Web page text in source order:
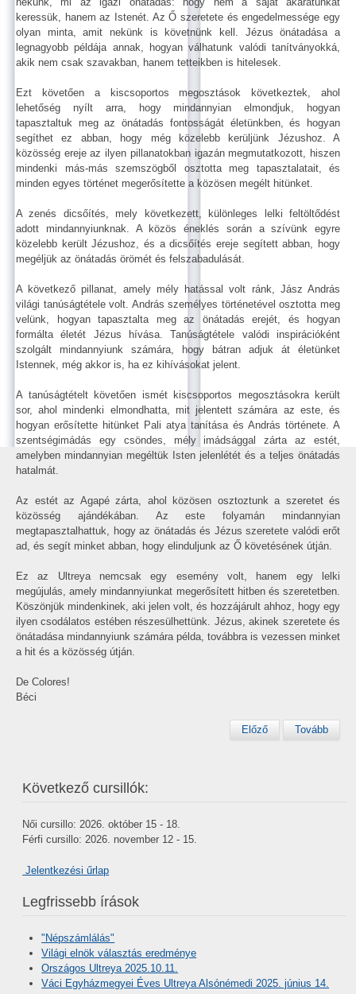
keressük, hanem az Istenét. Az Ő szeretete és engedelmessége egy
olyan minta, amit nekünk is követnünk kell. Jézus önátadása a
legnagyobb példája annak, hogyan válhatunk valódi tanítványokká,
akik nem csak szavakban, hanem tetteikben is hitelesek.
Ezt követően a kiscsoportos megosztások következtek, ahol
lehetőség nyílt arra, hogy mindannyian elmondjuk, hogyan
tapasztaltuk meg az önátadás fontosságát életünkben, és hogyan
segíthet ez abban, hogy még közelebb kerüljünk Jézushoz. A
közösség ereje az ilyen pillanatokban igazán megmutatkozott, hiszen
mindenki más-más szemszögből osztotta meg tapasztalatait, és
minden egyes történet megerősítette a közösen megélt hitünket.
A zenés dicsőítés, mely következett, különleges lelki feltöltődést
adott mindannyiunknak. A közös éneklés során a szívünk egyre
közelebb került Jézushoz, és a dicsőítés ereje segített abban, hogy
megéljük az önátadás örömét és felszabadulását.
A következő pillanat, amely mély hatással volt ránk, Jász András
világi tanúságtétele volt. András személyes történetével osztotta meg
velünk, hogyan tapasztalta meg az önátadás erejét, és hogyan
formálta életét Jézus hívása. Tanúságtétele valódi inspirációként
szolgált mindannyiunk számára, hogy bátran adjuk át életünket
Istennek, még akkor is, ha ez kihívásokat jelent.
A tanúságtételt követően ismét kiscsoportos megosztásokra került
sor, ahol mindenki elmondhatta, mit jelentett számára az este, és
hogyan erősítette hitünket Pali atya tanítása és András története. A
szentségimádás egy csöndes, mély imádsággal zárta az estét,
amelyben mindannyian megéltük Isten jelenlétét és a teljes önátadás
hatalmát.
Az estét az Agapé zárta, ahol közösen osztoztunk a szeretet és
közösség ajándékában. Az este folyamán mindannyian
megtapasztalhattuk, hogy az önátadás és Jézus szeretete valódi erőt
ad, és segít minket abban, hogy elinduljunk az Ő követésének útján.
Ez az Ultreya nemcsak egy esemény volt, hanem egy lelki
megújulás, amely mindannyiunkat megerősített hitben és szeretetben.
Köszönjük mindenkinek, aki jelen volt, és hozzájárult ahhoz, hogy egy
ilyen csodálatos estében részesülhettünk. Jézus, akinek szeretete és
önátadása mindannyiunk számára példa, továbbra is vezessen minket
a hit és a közösség útján.
De Colores!
Béci
Előző Tovább
Következő cursillók:
Női cursillo: 2026. október 15 - 18.
Férfi cursillo: 2026. november 12 - 15.
Jelentkezési űrlap
Legfrissebb írások
"Népszámlálás"
Világi elnök választás eredménye
Országos Ultreya 2025.10.11.
Váci Egyházmegyei Éves Ultreya Alsónémedi 2025. június 14.